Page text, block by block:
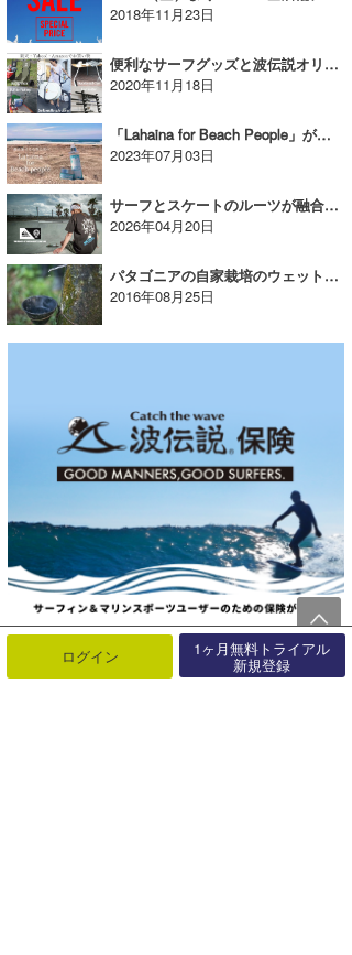
2018年11月23日
便利なサーフグッズと波伝説オリジナル商品が楽天・Yahoo!・Amazonでも買える！【AD】
2020年11月18日
「Lahaina for Beach People」が湘南 蔦屋書店で販売中！【AD】
2023年07月03日
サーフとスケートのルーツが融合。QUIKSILVER × DOGTOWNが実現！【AD】
2026年04月20日
パタゴニアの自家栽培のウェットスーツ。天然ラバーはどこから来るのか？【特集】
2016年08月25日
ログイン 1ヶ月無料トライアル
新規登録